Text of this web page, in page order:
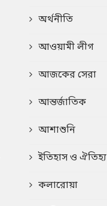
অর্থনীতি
আওয়ামী লীগ
আজকের সেরা
আন্তর্জাতিক
আশাশুনি
ইতিহাস ও ঐতিহ্য
কলারোয়া